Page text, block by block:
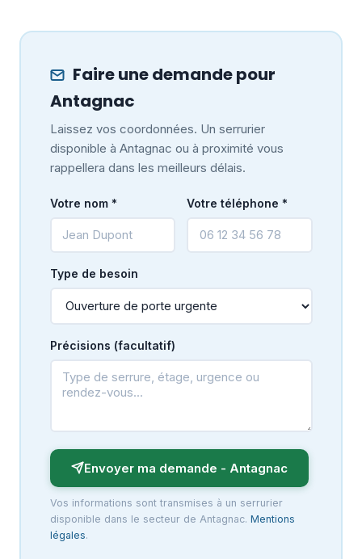
Faire une demande pour
Antagnac
Laissez vos coordonnées. Un serrurier
disponible à Antagnac ou à proximité vous
rappellera dans les meilleurs délais.
Votre nom * Votre téléphone *
Type de besoin
Précisions (facultatif)
Envoyer ma demande - Antagnac
Vos informations sont transmises à un serrurier
disponible dans le secteur de Antagnac. Mentions
légales.